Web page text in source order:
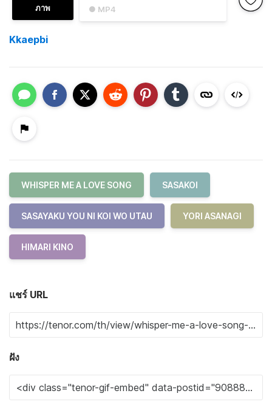
● MP4
ภาพ
Kkaepbi
WHISPER ME A LOVE SONG SASAKOI
SASAYAKU YOU NI KOI WO UTAU YORI ASANAGI
HIMARI KINO
แชร์ URL
ฝัง